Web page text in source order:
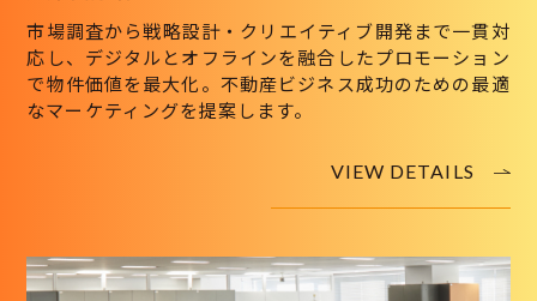
市場調査から戦略設計・クリエイティブ開発まで一貫対
応し、デジタルとオフラインを融合したプロモーション
で物件価値を最大化。不動産ビジネス成功のための最適
なマーケティングを提案します。
VIEW DETAILS